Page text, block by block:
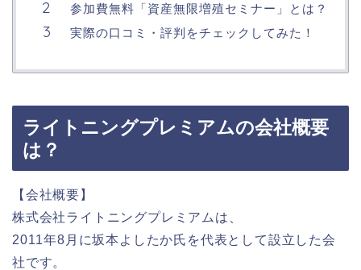
参加費無料「資産無限増殖セミナー」とは？
実際の口コミ・評判をチェックしてみた！
ライトニングプレミアムの会社概要
は？
【会社概要】
株式会社ライトニングプレミアムは、
2011年8月に坂本よしたか氏を代表として設立した会
社です。